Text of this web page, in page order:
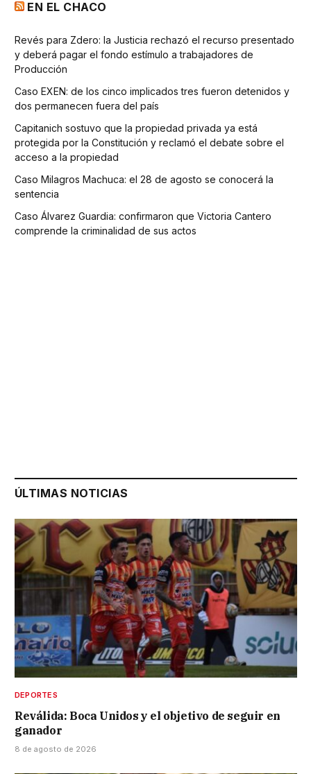
EN EL CHACO
Revés para Zdero: la Justicia rechazó el recurso presentado
y deberá pagar el fondo estímulo a trabajadores de
Producción
Caso EXEN: de los cinco implicados tres fueron detenidos y
dos permanecen fuera del país
Capitanich sostuvo que la propiedad privada ya está
protegida por la Constitución y reclamó el debate sobre el
acceso a la propiedad
Caso Milagros Machuca: el 28 de agosto se conocerá la
sentencia
Caso Álvarez Guardia: confirmaron que Victoria Cantero
comprende la criminalidad de sus actos
ÚLTIMAS NOTICIAS
DEPORTES
Reválida: Boca Unidos y el objetivo de seguir en
ganador
8 de agosto de 2026